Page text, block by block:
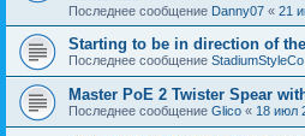
Последнее сообщение Danny07 « 21
Starting to be in direction of
Последнее сообщение StadiumStyleCo
Master PoE 2 Twister Spear
Последнее сообщение Glico « 18 июл